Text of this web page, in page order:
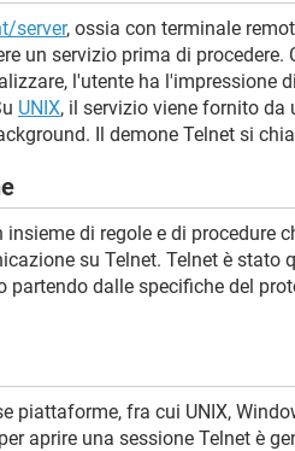
server, ossia con terminale
un servizio prima di procedere.
l'utente ha l'impressione
UNIX, il servizio viene fornito da
Il demone Telnet si
di regole e di procedure
su Telnet. Telnet è stato
dalle specifiche del
piattaforme, fra cui UNIX,
per aprire una sessione Telnet è